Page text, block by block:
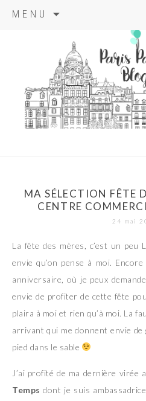
MENU
principal
paris
MA SÉLECTION FÊTE
CENTRE
24 mai
La fête des mères, c’est un peu
envie qu’on pense à moi.
anniversaire, où je peux
envie de profiter de cette fête
plaira à moi et rien qu’à moi. La
arrivant qui me donnent envie de
pied dans le sable
J’ai profité de ma dernière virée
Temps dont je suis